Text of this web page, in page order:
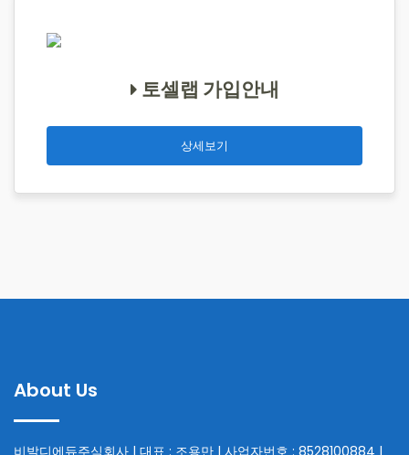
토셀랩 가입안내
상세보기
About Us
비발디에듀주식회사 | 대표 : 조용만 | 사업자번호 : 8528100884 |